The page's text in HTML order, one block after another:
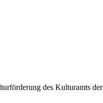
des Kulturamts der